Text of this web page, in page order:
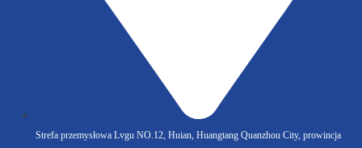
Strefa przemysłowa Lvgu NO.12, Huian, Huangtang Quanzhou City, prowincja